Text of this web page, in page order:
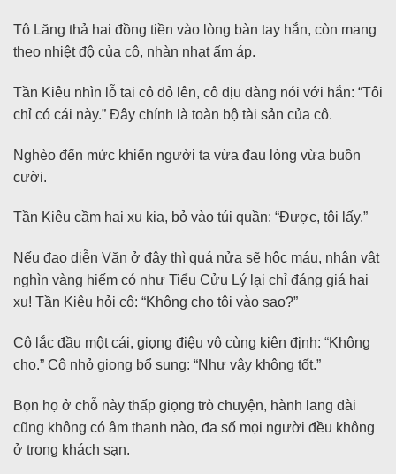
Tô Lăng thả hai đồng tiền vào lòng bàn tay hắn, còn mang
theo nhiệt độ của cô, nhàn nhạt ấm áp.
Tần Kiêu nhìn lỗ tai cô đỏ lên, cô dịu dàng nói với hắn: “Tôi
chỉ có cái này.” Đây chính là toàn bộ tài sản của cô.
Nghèo đến mức khiến người ta vừa đau lòng vừa buồn
cười.
Tần Kiêu cầm hai xu kia, bỏ vào túi quần: “Được, tôi lấy.”
Nếu đạo diễn Văn ở đây thì quá nửa sẽ hộc máu, nhân vật
nghìn vàng hiếm có như Tiểu Cửu Lý lại chỉ đáng giá hai
xu! Tần Kiêu hỏi cô: “Không cho tôi vào sao?”
Cô lắc đầu một cái, giọng điệu vô cùng kiên định: “Không
cho.” Cô nhỏ giọng bổ sung: “Như vậy không tốt.”
Bọn họ ở chỗ này thấp giọng trò chuyện, hành lang dài
cũng không có âm thanh nào, đa số mọi người đều không
ở trong khách sạn.